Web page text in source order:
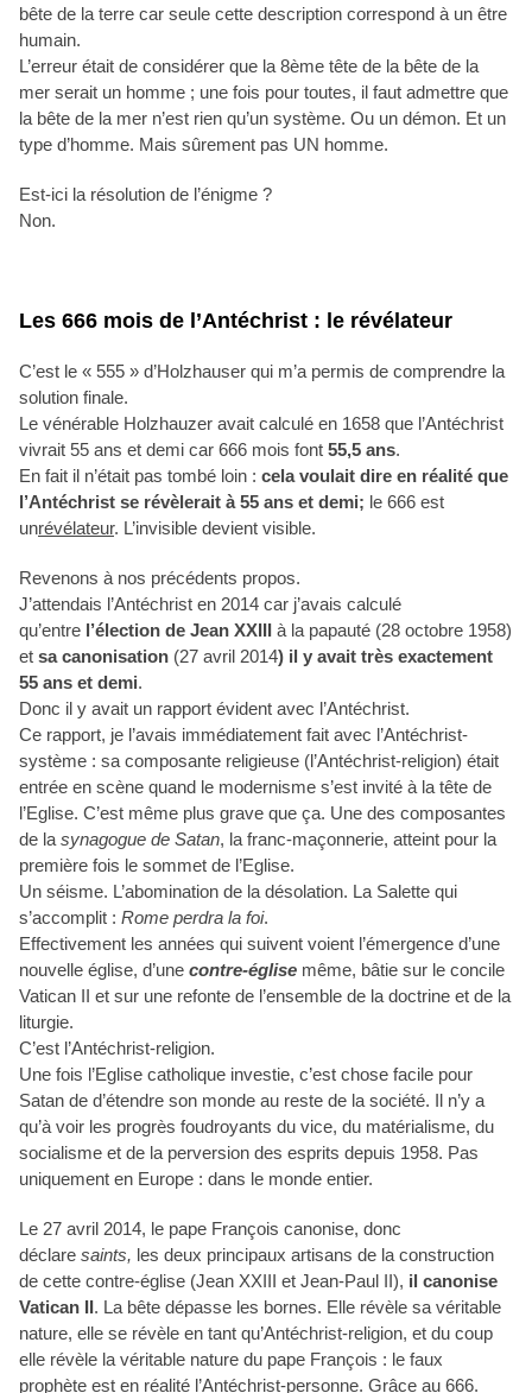
bête de la terre car seule cette description correspond à un être
humain.
L’erreur était de considérer que la 8ème tête de la bête de la
mer serait un homme ; une fois pour toutes, il faut admettre que
la bête de la mer n’est rien qu’un système. Ou un démon. Et un
type d’homme. Mais sûrement pas UN homme.
Est-ici la résolution de l’énigme ?
Non.
Les 666 mois de l’Antéchrist : le révélateur
C’est le « 555 » d’Holzhauser qui m’a permis de comprendre la
solution finale.
Le vénérable Holzhauzer avait calculé en 1658 que l’Antéchrist
vivrait 55 ans et demi car 666 mois font 55,5 ans.
En fait il n’était pas tombé loin : cela voulait dire en réalité que
l’Antéchrist se révèlerait à 55 ans et demi; le 666 est
unrévélateur. L’invisible devient visible.
Revenons à nos précédents propos.
J’attendais l’Antéchrist en 2014 car j’avais calculé
qu’entre l’élection de Jean XXIII à la papauté (28 octobre 1958)
et sa canonisation (27 avril 2014) il y avait très exactement
55 ans et demi.
Donc il y avait un rapport évident avec l’Antéchrist.
Ce rapport, je l’avais immédiatement fait avec l’Antéchrist-
système : sa composante religieuse (l’Antéchrist-religion) était
entrée en scène quand le modernisme s’est invité à la tête de
l’Eglise. C’est même plus grave que ça. Une des composantes
de la synagogue de Satan, la franc-maçonnerie, atteint pour la
première fois le sommet de l’Eglise.
Un séisme. L’abomination de la désolation. La Salette qui
s’accomplit : Rome perdra la foi.
Effectivement les années qui suivent voient l’émergence d’une
nouvelle église, d’une contre-église même, bâtie sur le concile
Vatican II et sur une refonte de l’ensemble de la doctrine et de la
liturgie.
C’est l’Antéchrist-religion.
Une fois l’Eglise catholique investie, c’est chose facile pour
Satan de d’étendre son monde au reste de la société. Il n’y a
qu’à voir les progrès foudroyants du vice, du matérialisme, du
socialisme et de la perversion des esprits depuis 1958. Pas
uniquement en Europe : dans le monde entier.
Le 27 avril 2014, le pape François canonise, donc
déclare saints, les deux principaux artisans de la construction
de cette contre-église (Jean XXIII et Jean-Paul II), il canonise
Vatican II. La bête dépasse les bornes. Elle révèle sa véritable
nature, elle se révèle en tant qu’Antéchrist-religion, et du coup
elle révèle la véritable nature du pape François : le faux
prophète est en réalité l’Antéchrist-personne. Grâce au 666.